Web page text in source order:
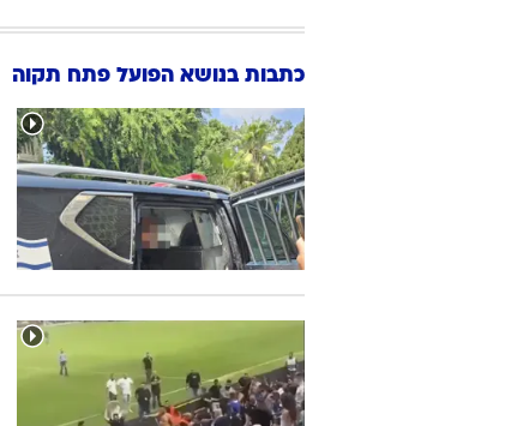
כתבות בנושא הפועל פתח תקוה